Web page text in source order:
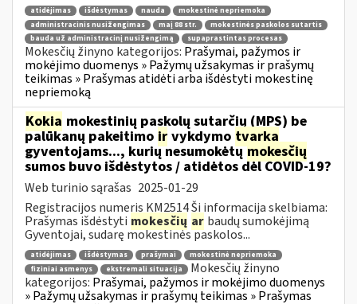
atidėjimas išdėstymas nauda
mokestinė nepriemoka
administracinis nusižengimas
maį 88 str.
mokestinės paskolos sutartis
bauda už administracinį nusižengimą
supaprastintas procesas
Mokesčių žinyno kategorijos: Prašymai, pažymos ir
mokėjimo duomenys » Pažymų užsakymas ir prašymų
teikimas » Prašymas atidėti arba išdėstyti mokestinę
nepriemoką
Kokia mokestinių paskolų sutarčių (MPS) be
palūkanų pakeitimo ir vykdymo tvarka
gyventojams..., kurių nesumokėtųmokesčių
sumos buvo išdėstytos / atidėtos dėl COVID-19?
Web turinio sąrašas 2025-01-29
Registracijos numeris KM2514 Ši informacija skelbiama:
Prašymas išdėstyti mokesčių ar baudų sumokėjimą
Gyventojai, sudarę mokestinės paskolos...
atidėjimas išdėstymas prašymai
mokestinė nepriemoka
fiziniai asmenys
ekstremali situacija
Mokesčių žinyno
kategorijos: Prašymai, pažymos ir mokėjimo duomenys
» Pažymų užsakymas ir prašymų teikimas » Prašymas